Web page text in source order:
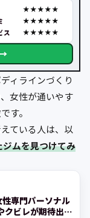
ス
ィラインづくり
女性が通いやす
す。
ている人は、以
ムを見つけてみ
専門パーソナル
クビレが期待出来